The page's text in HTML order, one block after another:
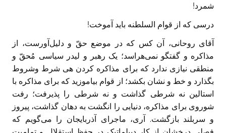
شمرد!‏
درسی که از قوام السلطنه باید آموخت!‏
آقای روحانی، آن کس که در موضع حقّ و دلیل‌آورست، از
مذاکره و گفتگو نمی‌هراسد؛ یک رهبر و لیدر سیاسی مُحقّ و
منطقی نیازی ندارد که برای مذاکره کردن هی شرط وشروط
بگذارد و خط و نشان بکشد؛ از قوام بیاموزید که برای مذاکره با
استالین نه شرطی گذاشت و نه شرطی را پذیرفت؛ رفت
شوروی ‏برای مذاکره، دنیايی را انگشت به دهان گذاشت، پیروز
و سربلند بازگشت. آری، ماجرای آذربایجان را می‌گویم که